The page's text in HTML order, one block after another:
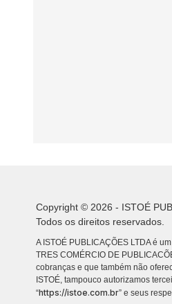
Copyright © 2026 - ISTOÉ
Todos os direitos reservados.
A ISTOÉ PUBLICAÇÕES LTDA é
TRES COMÉRCIO DE
cobranças e que também não
ISTOÉ, tampouco autorizamos
“https://istoe.com.br” e seus